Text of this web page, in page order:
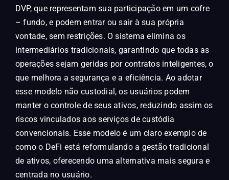
DVP, que representam sua participação em um cofre
– fundo, e podem entrar ou sair à sua própria
vontade, sem restrições. O sistema elimina os
intermediários tradicionais, garantindo que todas as
operações sejam geridas por contratos inteligentes, o
que melhora a segurança e a eficiência. Ao adotar
esse modelo não custodial, os usuários podem
manter o controle de seus ativos, reduzindo assim os
riscos vinculados aos serviços de custódia
convencionais. Esse modelo é um claro exemplo de
como o DeFi está reformulando a gestão tradicional
de ativos, oferecendo uma alternativa mais segura e
centrada no usuário.